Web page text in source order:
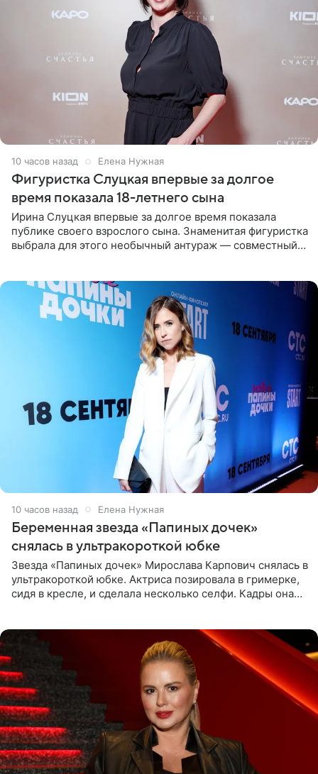
10 часов назад Елена Нужная
Фигуристка Слуцкая впервые за долгое
время показала 18-летнего сына
Ирина Слуцкая впервые за долгое время показала
публике своего взрослого сына. Знаменитая фигуристка
выбрала для этого необычный антураж — совместный
10 часов назад Елена Нужная
Беременная звезда «Папиных дочек»
снялась в ультракороткой юбке
Звезда «Папиных дочек» Мирослава Карпович снялась в
ультракороткой юбке. Актриса позировала в гримерке,
сидя в кресле, и сделала несколько селфи. Кадры она